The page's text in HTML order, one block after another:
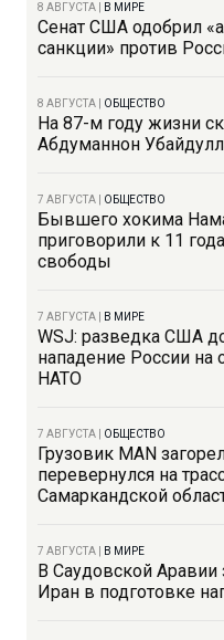
8 АВГУСТА В МИРЕ
Сенат США одобрил
санкции» против
8 АВГУСТА ОБЩЕСТВО
На 87-м году жизни
Абдуманнон
7 АВГУСТА ОБЩЕСТВО
Бывшего хокима
приговорили к 11
свободы
7 АВГУСТА В МИРЕ
WSJ: разведка США
нападение России на
НАТО
7 АВГУСТА ОБЩЕСТВО
Грузовик MAN
перевернулся на
Самаркандской
7 АВГУСТА В МИРЕ
В Саудовской Аравии
Иран в подготовке